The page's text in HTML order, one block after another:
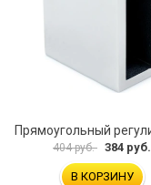
404 руб. 384 руб.
В КОРЗИНУ